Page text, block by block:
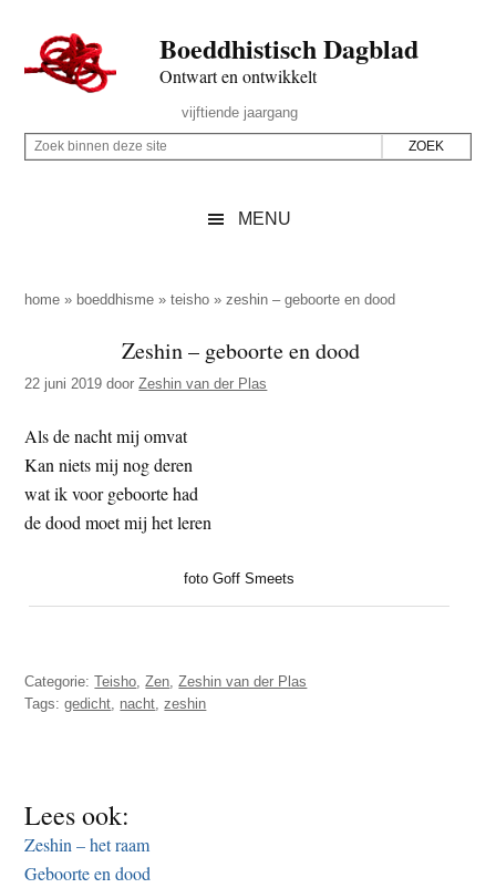
naar
de
inhoud
secondary
naar
de
sidebar
naar
de
Boeddhistisch Dagblad
Ontwart en ontwikkelt
Rechts
vijftiende jaargang
Z
p
z
e
s
i
t
Z
i
e
d
e
z
e
t
MENU
home » boeddhisme »teisho »zeshin – geboorte en dood
Zeshin – geboorte en dood
22 juni 2019 doorZeshin van der Plas
Als de nacht mij omvat
Kan niets mij nog deren
wat ik voor geboorte had
de dood moet mij het leren
foto Goff Smeets
Categorie:Teisho ,Zen ,Zeshin van der Plas
Tags:gedicht nacht ,zeshin
Lees ook:
Zeshin – het raam
Geboorte en dood